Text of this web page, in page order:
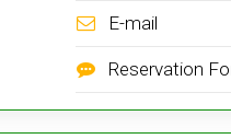
E-mail
Reservation